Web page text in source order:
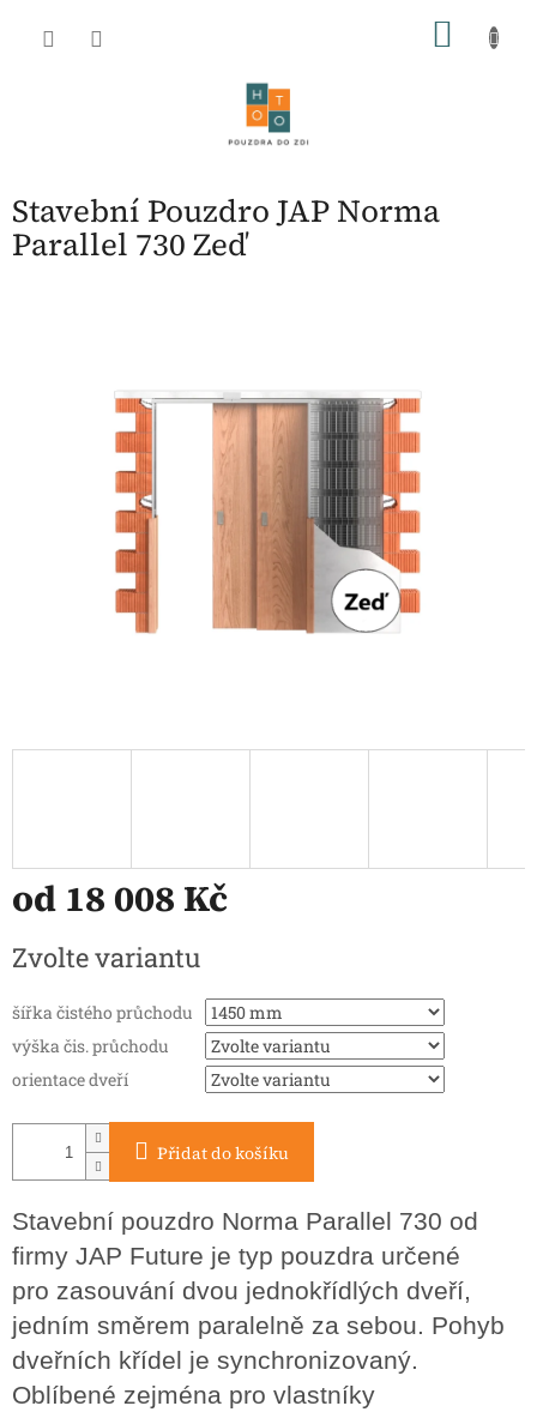
Stavební Pouzdro JAP Norma
Parallel 730 Zeď
od 18 008 Kč
cena:
Zvolte variantu
šířka čistého průchodu
výška čis. průchodu
orientace dveří
Přidat do košíku
Stavební pouzdro Norma Parallel 730 od
firmy JAP Future je typ pouzdra určené
pro zasouvání dvou jednokřídlých dveří,
jedním směrem paralelně za sebou. Pohyb
dveřních křídel je synchronizovaný.
Oblíbené zejména pro vlastníky